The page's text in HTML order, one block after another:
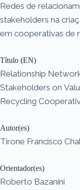
Redes de
stakeholders na
em cooperativas de
Título (EN)
Relationship
Stakeholders on
Recycling
Autor(es)
Tirone Francisco
Orientador(es)
Roberto Bazanini